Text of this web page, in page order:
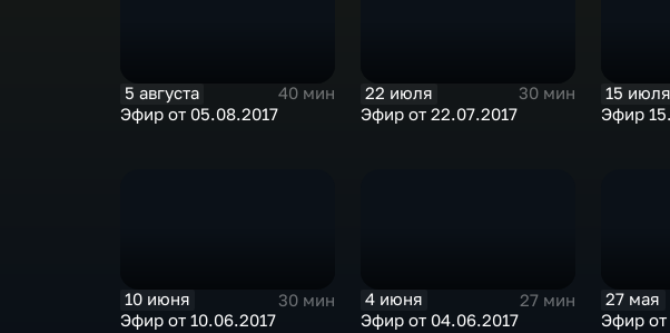
5 августа
40 мин
Эфир от 05.08.2017
22 июля
30 мин
Эфир от 22.07.2017
15 июля
Эфир
10 июня
30 мин
Эфир от 10.06.2017
4 июня
27 мин
Эфир от 04.06.2017
27 мая
Эфир от